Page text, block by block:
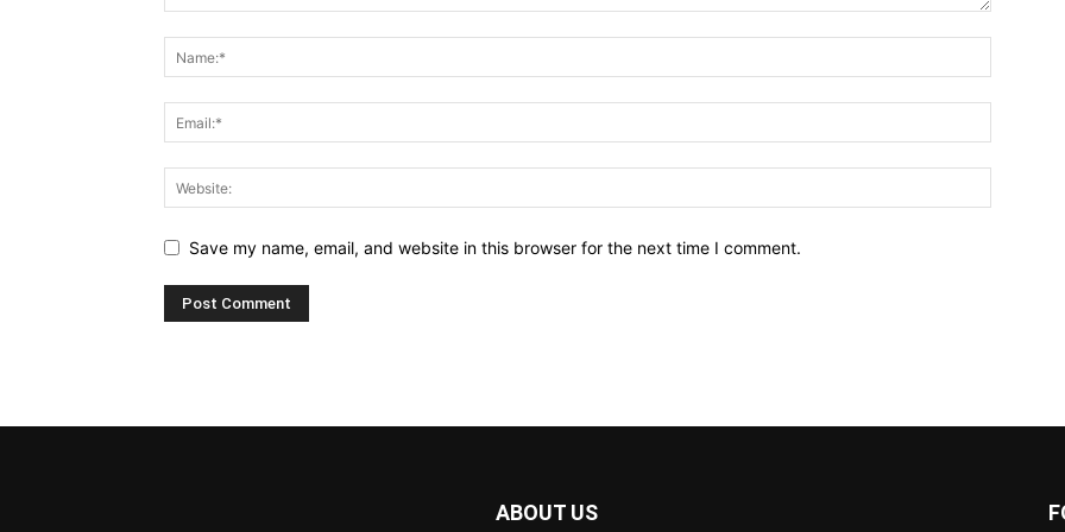
Save my name, email, and website in this browser for the next time I comment.
ABOUT US